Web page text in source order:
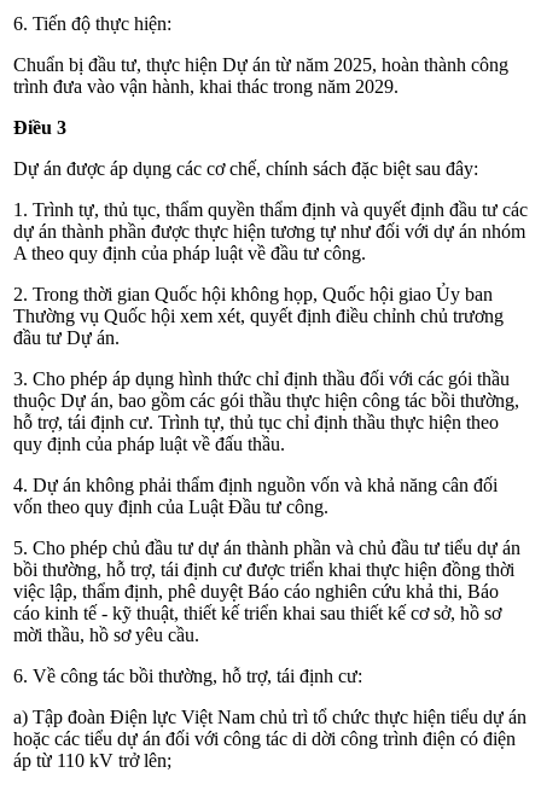
6. Tiến độ thực hiện:
Chuẩn bị đầu tư, thực hiện Dự án từ năm 2025, hoàn thành công
trình đưa vào vận hành, khai thác trong năm 2029.
Điều 3
Dự án được áp dụng các cơ chế, chính sách đặc biệt sau đây:
1. Trình tự, thủ tục, thẩm quyền thẩm định và quyết định đầu tư các
dự án thành phần được thực hiện tương tự như đối với dự án nhóm
A theo quy định của pháp luật về đầu tư công.
2. Trong thời gian Quốc hội không họp, Quốc hội giao Ủy ban
Thường vụ Quốc hội xem xét, quyết định điều chỉnh chủ trương
đầu tư Dự án.
3. Cho phép áp dụng hình thức chỉ định thầu đối với các gói thầu
thuộc Dự án, bao gồm các gói thầu thực hiện công tác bồi thường,
hỗ trợ, tái định cư. Trình tự, thủ tục chỉ định thầu thực hiện theo
quy định của pháp luật về đấu thầu.
4. Dự án không phải thẩm định nguồn vốn và khả năng cân đối
vốn theo quy định của Luật Đầu tư công.
5. Cho phép chủ đầu tư dự án thành phần và chủ đầu tư tiểu dự án
bồi thường, hỗ trợ, tái định cư được triển khai thực hiện đồng thời
việc lập, thẩm định, phê duyệt Báo cáo nghiên cứu khả thi, Báo
cáo kinh tế - kỹ thuật, thiết kế triển khai sau thiết kế cơ sở, hồ sơ
mời thầu, hồ sơ yêu cầu.
6. Về công tác bồi thường, hỗ trợ, tái định cư:
a) Tập đoàn Điện lực Việt Nam chủ trì tổ chức thực hiện tiểu dự án
hoặc các tiểu dự án đối với công tác di dời công trình điện có điện
áp từ 110 kV trở lên;